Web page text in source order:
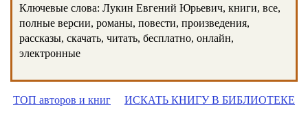
Ключевые слова: Лукин Евгений Юрьевич, книги, все,
полные версии, романы, повести, произведения,
рассказы, скачать, читать, бесплатно, онлайн,
электронные
ТОП авторов и книг ИСКАТЬ КНИГУ В БИБЛИОТЕКЕ